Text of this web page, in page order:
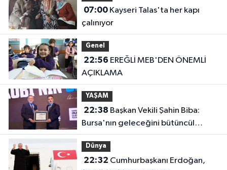
07:00Kayseri Talas'ta her kapı
çalınıyor
Genel
22:56
AÇIKLAMA
YAŞAM
22:38
Bursa'nın geleceğini bütüncül
anlayışla planlıyoruz
Dünya
22:32